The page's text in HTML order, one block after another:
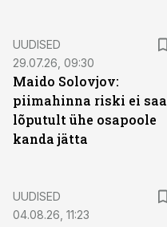
UUDISED
29.07.26, 09:30
Maido Solovjov:
piimahinna riski ei saa
lõputult ühe osapoole
kanda jätta
UUDISED
04.08.26, 11:23